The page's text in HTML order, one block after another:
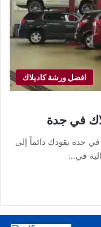
افضل ورشة كاديلاك
في جدة
جدة يقودك دائماً إلى
في…